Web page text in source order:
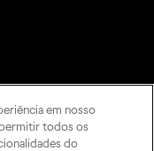
em nosso
todos os
do